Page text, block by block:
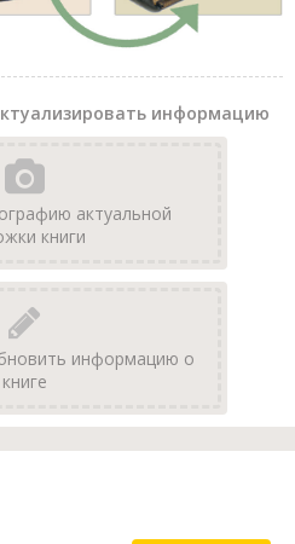
информацию
актуальной
книги
информацию о
книге